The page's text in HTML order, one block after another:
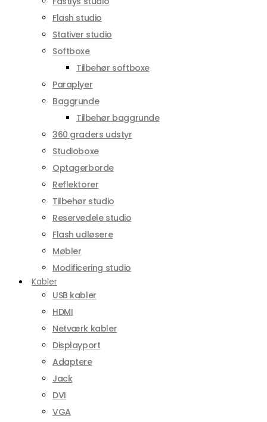
Flash studio
Stativer studio
Softboxe
Tilbehør softboxe
Paraplyer
Baggrunde
Tilbehør baggrunde
360 graders udstyr
Studioboxe
Optagerborde
Reflektorer
Tilbehør studio
Reservedele studio
Flash udløsere
Møbler
Modificering studio
Kabler
USB kabler
HDMI
Netværk kabler
Displayport
Adaptere
Jack
DVI
VGA